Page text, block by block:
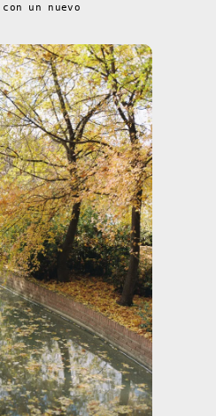
un nuevo